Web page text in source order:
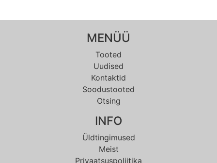
MENÜÜ
Tooted
Uudised
Kontaktid
Soodustooted
Otsing
INFO
Üldtingimused
Meist
Privaatsuspoliitika